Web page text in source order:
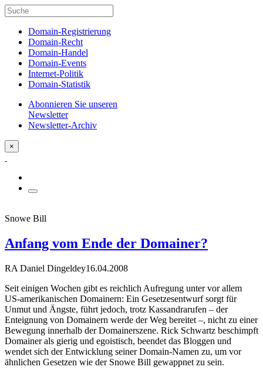
Domain-Registrierung
Domain-Recht
Domain-Handel
Domain-Events
Internet-Politik
Domain-Statistik
Abonnieren Sie unseren
Newsletter
Newsletter-Archiv
×
Snowe Bill
Anfang vom Ende der Domainer?
RA Daniel Dingeldey16.04.2008
Seit einigen Wochen gibt es reichlich Aufregung unter vor allem
US-amerikanischen Domainern: Ein Gesetzesentwurf sorgt für
Unmut und Ängste, führt jedoch, trotz Kassandrarufen – der
Enteignung von Domainern werde der Weg bereitet –, nicht zu einer
Bewegung innerhalb der Domainerszene. Rick Schwartz beschimpft
Domainer als gierig und egoistisch, beendet das Bloggen und
wendet sich der Entwicklung seiner Domain-Namen zu, um vor
ähnlichen Gesetzen wie der Snowe Bill gewappnet zu sein.